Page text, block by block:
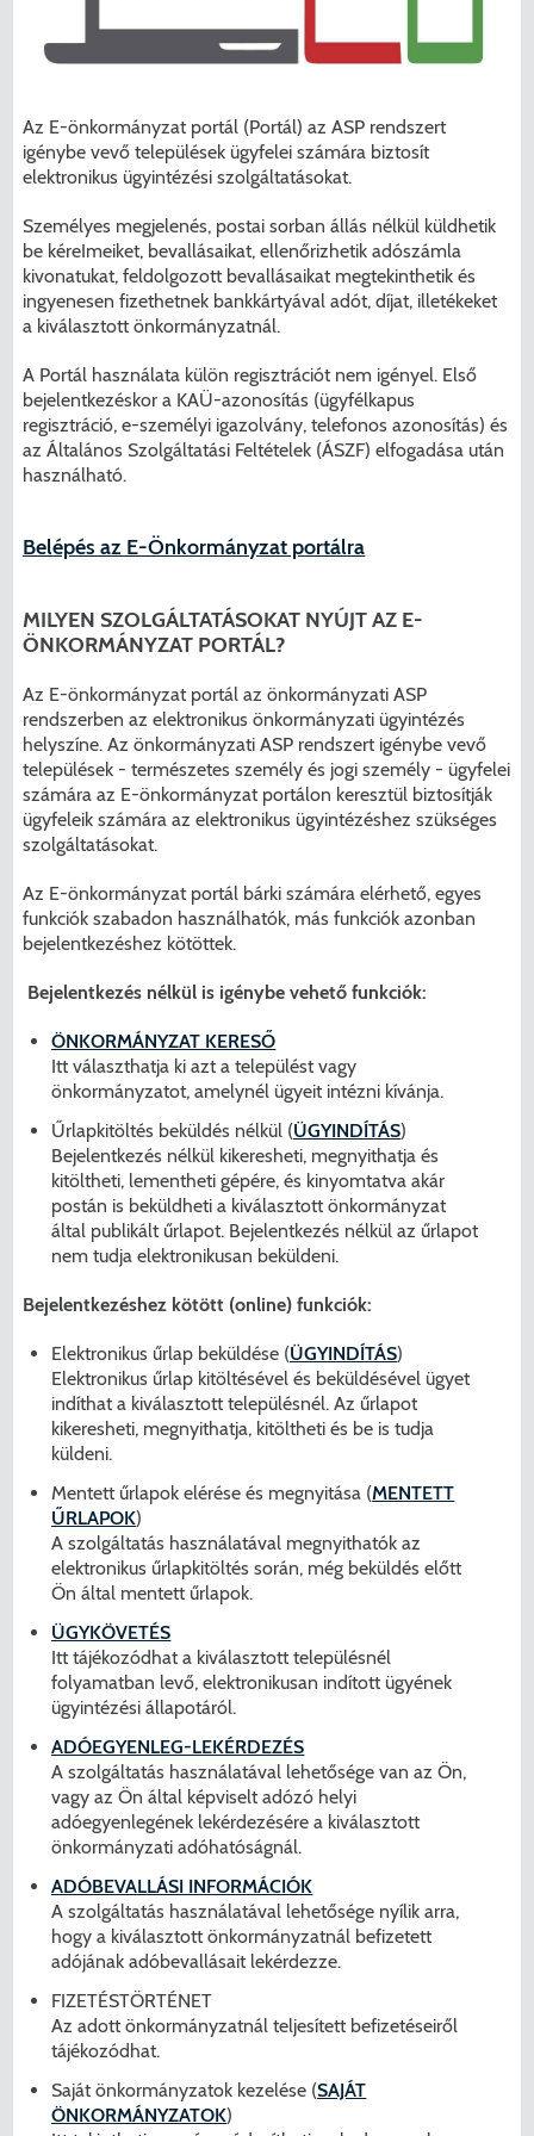
Pécel Város Önkormányzata ASP
Péceli Polgármesteri Hivatal energetikai
korszerűsítése
Komplex csapadékvíz-elvezetés
korszerűsítése Pécelen II. ütem
Pécel Város Önkormányzata 250 000
000 Ft értékű támogatást nyert az
alábbi projekt vonatkozásában.
Menzakártya/Applikáció
Kedvezmények/Diéta/Allergia
Nyomtatványok
Étkezési térítési díjak
Kapcsolat
2025/2026. tanév
Az E-önkormányzat portál (Portál) az ASP rendszert
igénybe vevő települések ügyfelei számára biztosít
elektronikus ügyintézési szolgáltatásokat.
Személyes megjelenés, postai sorban állás nélkül küldhetik
be kéreImeiket, bevallásaikat, ellenőrizhetik adószámla
kivonatukat, feldolgozott bevallásaikat megtekinthetik és
ingyenesen fizethetnek bankkártyával adót, díjat, illetékeket
a kiválasztott önkormányzatnál.
A Portál használata külön regisztrációt nem igényel. Első
bejelentkezéskor a KAÜ-azonosítás (ügyfélkapus
regisztráció, e-személyi igazolvány, telefonos azonosítás) és
az Általános Szolgáltatási Feltételek (ÁSZF) elfogadása után
használható.
Belépés az E-Önkormányzat portálra
MILYEN SZOLGÁLTATÁSOKAT NYÚJT AZ E-
ÖNKORMÁNYZAT PORTÁL?
Az E-önkormányzat portál az önkormányzati ASP
rendszerben az elektronikus önkormányzati ügyintézés
helyszíne. Az önkormányzati ASP rendszert igénybe vevő
települések - természetes személy és jogi személy - ügyfelei
számára az E-önkormányzat portálon keresztül biztosítják
ügyfeleik számára az elektronikus ügyintézéshez szükséges
szolgáltatásokat.
Az E-önkormányzat portál bárki számára elérhető, egyes
funkciók szabadon használhatók, más funkciók azonban
bejelentkezéshez kötöttek.
Bejelentkezés nélkül is igénybe vehető funkciók:
ÖNKORMÁNYZAT KERESŐ
Itt választhatja ki azt a települést vagy
önkormányzatot, amelynél ügyeit intézni kívánja.
Űrlapkitöltés beküldés nélkül (ÜGYINDÍTÁS)
Bejelentkezés nélkül kikeresheti, megnyithatja és
kitöltheti, lementheti gépére, és kinyomtatva akár
postán is beküldheti a kiválasztott önkormányzat
által publikált űrlapot. Bejelentkezés nélkül az űrlapot
nem tudja elektronikusan beküldeni.
Bejelentkezéshez kötött (online) funkciók:
Elektronikus űrlap beküldése (ÜGYINDÍTÁS)
Elektronikus űrlap kitöltésével és beküldésével ügyet
indíthat a kiválasztott településnél. Az űrlapot
kikeresheti, megnyithatja, kitöltheti és be is tudja
küldeni.
Mentett űrlapok elérése és megnyitása (MENTETT
ŰRLAPOK)
A szolgáltatás használatával megnyithatók az
elektronikus űrlapkitöltés során, még beküldés előtt
Ön által mentett űrlapok.
ÜGYKÖVETÉS
Itt tájékozódhat a kiválasztott településnél
folyamatban levő, elektronikusan indított ügyének
ügyintézési állapotáról.
ADÓEGYENLEG-LEKÉRDEZÉS
A szolgáltatás használatával lehetősége van az Ön,
vagy az Ön által képviselt adózó helyi
adóegyenlegének lekérdezésére a kiválasztott
önkormányzati adóhatóságnál.
ADÓBEVALLÁSI INFORMÁCIÓK
A szolgáltatás használatával lehetősége nyílik arra,
hogy a kiválasztott önkormányzatnál befizetett
adójának adóbevallásait lekérdezze.
FIZETÉSTÖRTÉNET
Az adott önkormányzatnál teljesített befizetéseiről
tájékozódhat.
Saját önkormányzatok kezelése (SAJÁT
ÖNKORMÁNYZATOK)